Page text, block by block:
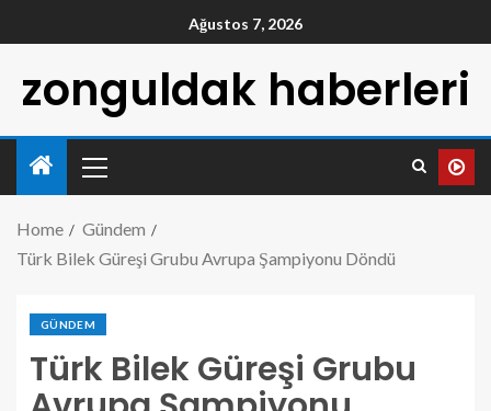
Ağustos 7, 2026
zonguldak haberleri
Home
Gündem
Türk Bilek Güreşi Grubu Avrupa Şampiyonu Döndü
GÜNDEM
Türk Bilek Güreşi Grubu